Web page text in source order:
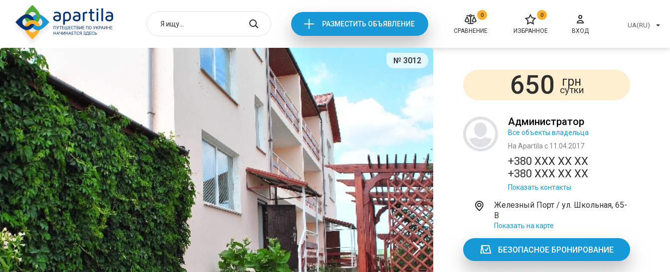
РАЗМЕСТИТЬ ОБЪЯВЛЕНИЕ
0
СРАВНЕНИЕ
0
ИЗБРАННОЕ ВХОД
UA(RU)
№ 3012
650 грн
сутки
Администратор
Все объекты владельца
На Apartila с 11.04.2017
+380 XXX XX XX
+380 XXX XX XX
Показать контакты
Железный Порт / ул. Школьная, 65-
В
Показать на карте
БЕЗОПАСНОЕ БРОНИРОВАНИЕ